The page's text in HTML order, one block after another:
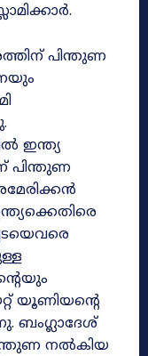
പിന്തുണ
ഇന്ത്യ
പിന്തുണ
യൂണിയന്റെ
ബംഗ്ലാദേശ്
നൽകിയ